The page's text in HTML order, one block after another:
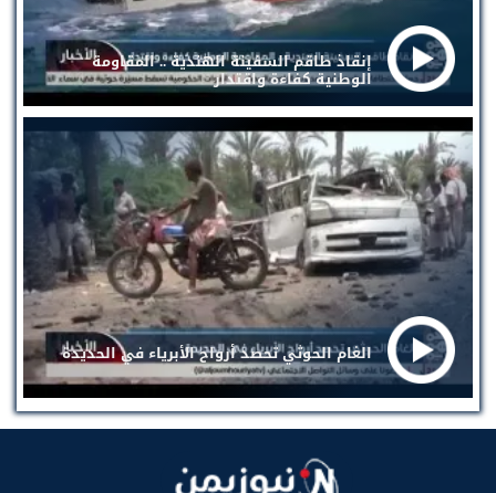
إنقاذ طاقم السفينة الهندية .. المقاومة
الوطنية كفاءة واقتدار
الغام الحوثي تحصد أرواح الأبرياء في الحديدة